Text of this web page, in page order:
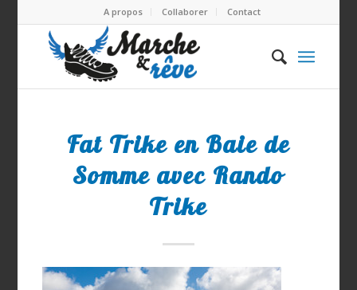
A propos Collaborer Contact
Fat Trike en Baie de
Somme avec Rando
Trike